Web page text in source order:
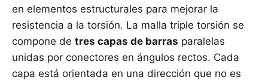
en elementos estructurales para mejorar la
resistencia a la torsión. La malla triple torsión se
compone de tres capas de barras paralelas
unidas por conectores en ángulos rectos. Cada
capa está orientada en una dirección que no es